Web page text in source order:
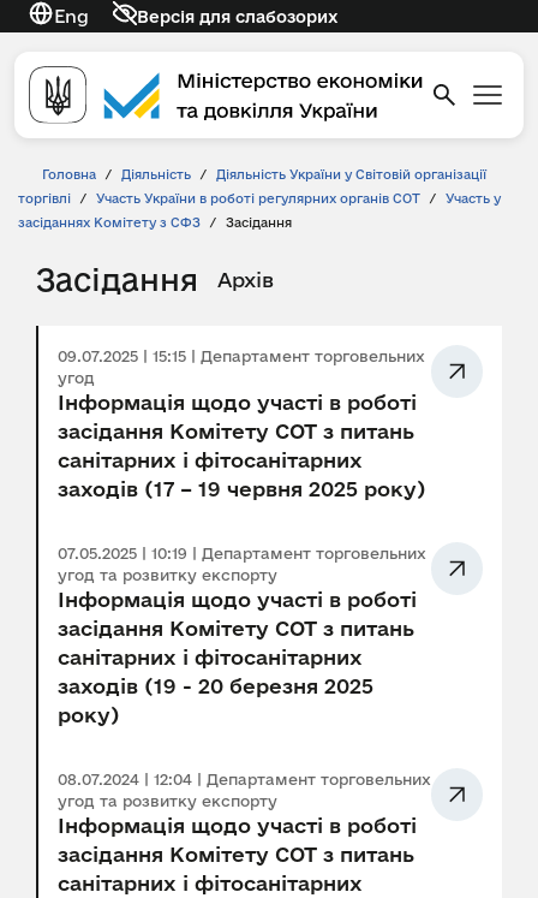
Eng Версія для слабозорих
Головна / Діяльність /
Діяльність України у Світовій організації
торгівлі
/ Участь України в роботі регулярних органів СОТ /
Участь у
засіданнях Комітету з СФЗ
/ Засідання
Засідання Архів
09.07.2025 | 15:15 | Департамент торговельних
угод
Інформація щодо участі в роботі
засідання Комітету СОТ з питань
санітарних і фітосанітарних
заходів (17 – 19 червня 2025 року)
07.05.2025 | 10:19 | Департамент торговельних
угод та розвитку експорту
Інформація щодо участі в роботі
засідання Комітету СОТ з питань
санітарних і фітосанітарних
заходів (19 - 20 березня 2025
року)
08.07.2024 | 12:04 | Департамент торговельних
угод та розвитку експорту
Інформація щодо участі в роботі
засідання Комітету СОТ з питань
санітарних і фітосанітарних